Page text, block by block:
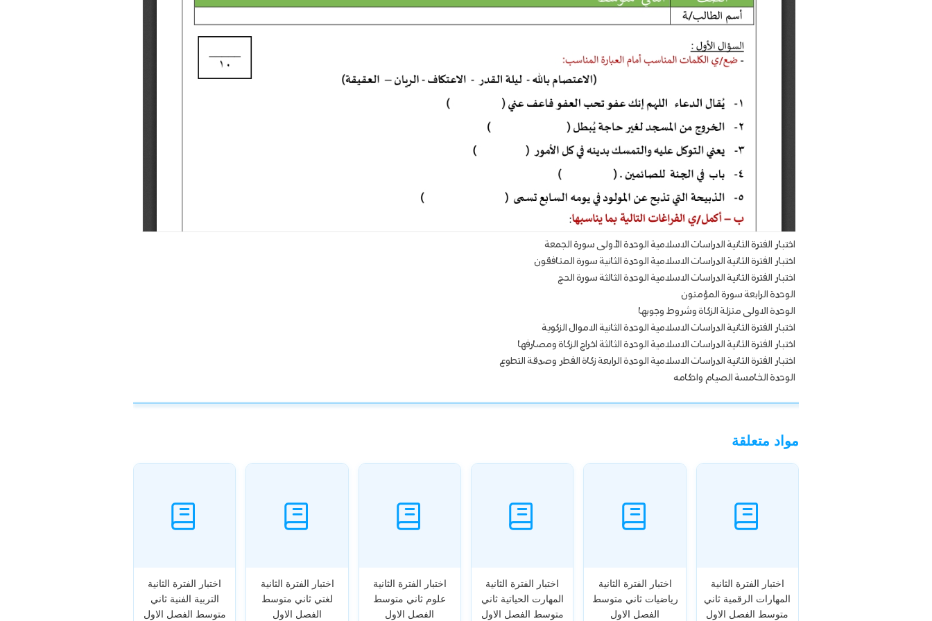
اختبار الفترة الثانية الدراسات الاسلامية الوحدة الأولى سورة الجمعة
اختبار الفترة الثانية الدراسات الاسلامية الوحدة الثانية سورة المنافقون
اختبار الفترة الثانية الدراسات الاسلامية الوحدة الثالثة سورة الحج
الوحدة الرابعة سورة المؤمنون
الوحدة الاولى منزلة الزكاة وشروط وجوبها
اختبار الفترة الثانية الدراسات الاسلامية الوحدة الثانية الاموال الزكوية
اختبار الفترة الثانية الدراسات الاسلامية الوحدة الثالثة اخراج الزكاة ومصارفها
اختبار الفترة الثانية الدراسات الاسلامية الوحدة الرابعة زكاة الفطر وصدقة التطوع
الوحدة الخامسة الصيام واحكامه
مواد متعلقة
اختبار الفترة الثانية
المهارات الرقمية ثاني
متوسط الفصل الاول
اختبار الفترة الثانية
رياضيات ثاني متوسط
الفصل الاول
اختبار الفترة الثانية
المهارت الحياتية ثاني
متوسط الفصل الاول
اختبار الفترة الثانية
علوم ثاني متوسط
الفصل الاول
اختبار الفترة الثانية
لغتي ثاني متوسط
الفصل الاول
اختبار الفترة الثانية
التربية الفنية ثاني
متوسط الفصل الاول